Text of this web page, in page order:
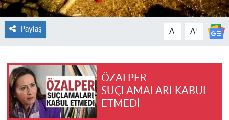
Paylaş A- A+
ÖZALPER
SUÇLAMALARI KABUL
ETMEDİ